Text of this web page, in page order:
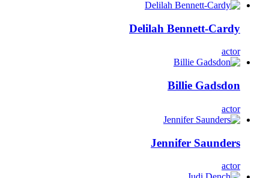
Delilah Bennett-Cardy
actor
Billie Gadsdon
actor
Jennifer Saunders
actor